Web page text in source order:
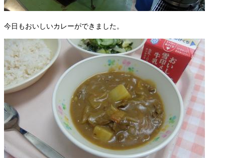
今日もおいしいカレーができました。